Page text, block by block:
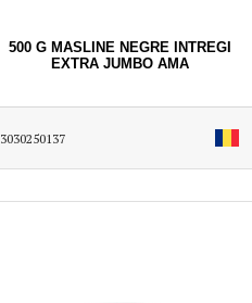
500 G MASLINE NEGRE INTREGI
EXTRA JUMBO AMA
3030250137